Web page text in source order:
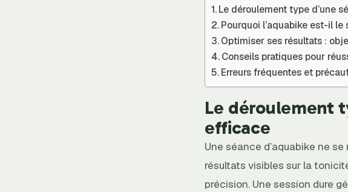
Le déroulement type d’une
Pourquoi l’aquabike est-il le
Optimiser ses résultats :
Conseils pratiques pour
Erreurs fréquentes et
Le déroulement
efficace
Une séance d’aquabike ne
résultats visibles sur la
précision. Une session dure